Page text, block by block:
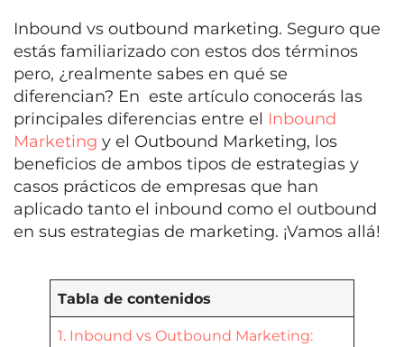
Inbound vs outbound marketing. Seguro que
estás familiarizado con estos dos términos
pero, ¿realmente sabes en qué se
diferencian? En este artículo conocerás las
principales diferencias entre el Inbound
Marketing y el Outbound Marketing, los
beneficios de ambos tipos de estrategias y
casos prácticos de empresas que han
aplicado tanto el inbound como el outbound
en sus estrategias de marketing. ¡Vamos allá!
Tabla de contenidos
1. Inbound vs Outbound Marketing: